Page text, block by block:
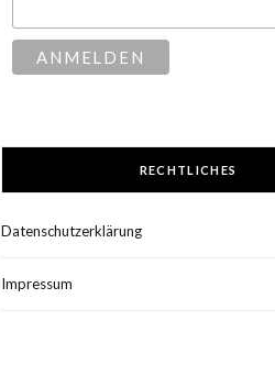
RECHTLICHES
Datenschutzerklärung
Impressum